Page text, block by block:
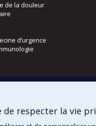
de la douleur
d’urgence
de respecter la vie